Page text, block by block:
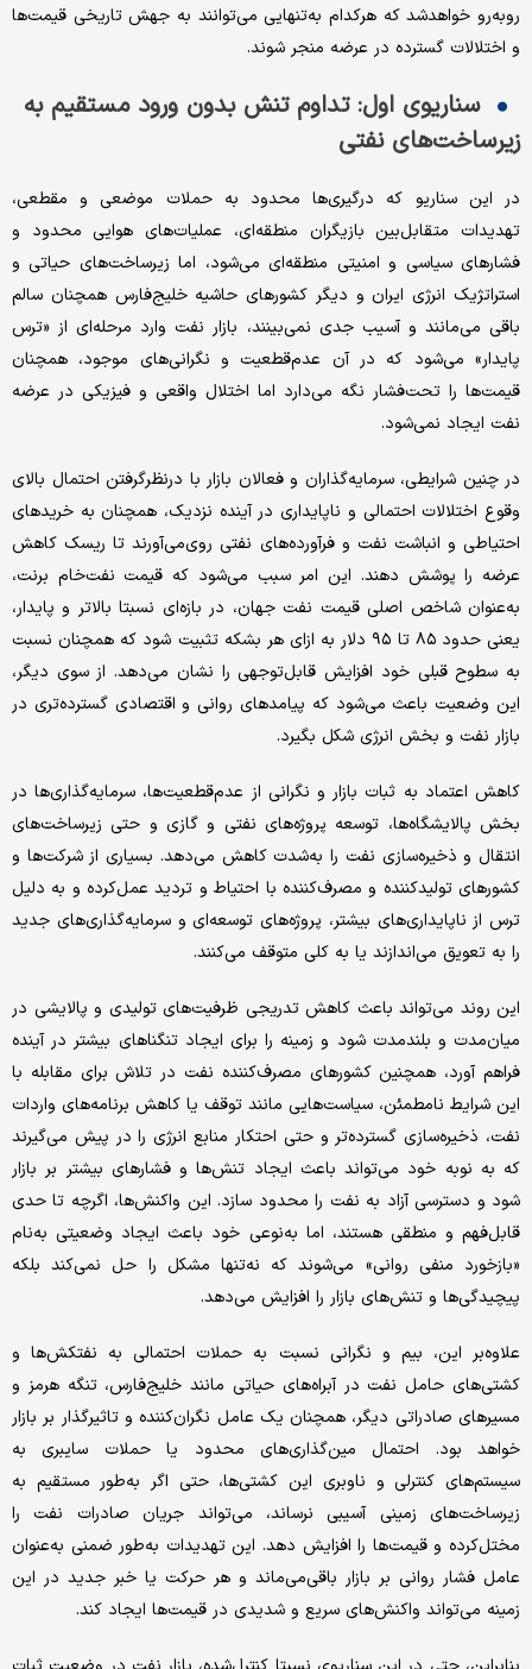
روبه‌رو خواهدشد که هرکدام به‌‌‌‌‌تنهایی می‌توانند به جهش تاریخی قیمت‌ها
و اختلالات گسترده در عرضه منجر شوند.
سناریوی اول: تداوم تنش بدون ورود مستقیم به
زیرساخت‌های نفتی
در این سناریو که درگیری‌ها محدود به حملات موضعی و مقطعی،
تهدیدات متقابل‌بین بازیگران منطقه‌ای، عملیات‌‌‌‌‌های هوایی محدود و
فشارهای سیاسی و امنیتی منطقه‌ای می‌شود، اما زیرساخت‌های حیاتی و
استراتژیک انرژی ایران و دیگر کشورهای حاشیه خلیج‌فارس همچنان سالم
باقی می‌‌‌‌‌مانند و آسیب جدی نمی‌‌‌‌‌بینند، بازار نفت وارد مرحله‌‌‌‌‌ای از «ترس
پایدار» می‌شود که در آن عدم‌قطعیت و نگرانی‌های موجود، همچنان
قیمت‌ها را تحت‌فشار نگه می‌‌‌‌‌دارد اما اختلال واقعی و فیزیکی در عرضه
نفت ایجاد نمی‌شود.
در چنین شرایطی، سرمایه‌گذاران و فعالان بازار با درنظرگرفتن احتمال بالای
وقوع اختلالات احتمالی و ناپایداری در آینده نزدیک، همچنان به خریدهای
احتیاطی و انباشت نفت و فرآورده‌های نفتی روی‌می‌‌‌‌‌آورند تا ریسک کاهش
عرضه را پوشش دهند. این امر سبب می‌شود که قیمت نفت‌خام برنت،
به‌عنوان شاخص اصلی قیمت نفت جهان، در بازه‌‌‌‌‌ای نسبتا بالاتر و پایدار،
یعنی حدود ۸۵ تا ۹۵ دلار به ازای هر بشکه تثبیت شود که همچنان نسبت
به سطوح قبلی خود افزایش قابل‌توجهی را نشان می‌دهد. از سوی دیگر،
این وضعیت باعث می‌شود که پیامدهای روانی و اقتصادی گسترده‌‌‌‌‌تری در
بازار نفت و بخش انرژی شکل بگیرد.
کاهش اعتماد به ثبات بازار و نگرانی از عدم‌قطعیت‌‌‌‌‌ها، سرمایه‌گذاری‌ها در
بخش پالایشگاه‌ها، توسعه پروژه‌های نفتی و گازی و حتی زیرساخت‌های
انتقال و ذخیره‌سازی نفت را به‌شدت کاهش می‌دهد. بسیاری از شرکت‌ها و
کشورهای تولیدکننده و مصرف‌کننده با احتیاط و تردید عمل‌کرده و به دلیل
ترس از ناپایداری‌‌‌‌‌های بیشتر، پروژه‌های توسعه‌‌‌‌‌ای و سرمایه‌گذاری‌های جدید
را به تعویق می‌‌‌‌‌اندازند یا به کلی متوقف می‌کنند.
این روند می‌تواند باعث کاهش تدریجی ظرفیت‌های تولیدی و پالایشی در
میان‌مدت و بلندمدت شود و زمینه را برای ایجاد تنگناهای بیشتر در آینده
فراهم آورد، همچنین کشورهای مصرف‌کننده نفت در تلاش برای مقابله با
این شرایط نامطمئن، سیاست‌هایی مانند توقف یا کاهش برنامه‌های واردات
نفت، ذخیره‌سازی گسترده‌‌‌‌‌تر و حتی احتکار منابع انرژی را در پیش می‌گیرند
که به نوبه خود می‌تواند باعث ایجاد تنش‌ها و فشارهای بیشتر بر بازار
شود و دسترسی آزاد به نفت را محدود سازد. این واکنش‌ها، اگرچه تا حدی
قابل‌فهم و منطقی هستند، اما به‌نوعی خود باعث ایجاد وضعیتی به‌نام
«بازخورد منفی روانی» می‌شوند که نه‌تنها مشکل را حل نمی‌کند بلکه
پیچیدگی‌ها و تنش‌های بازار را افزایش می‌دهد.
علاوه‌بر این، بیم و نگرانی نسبت به حملات احتمالی به نفتکش‌ها و
کشتی‌های حامل نفت در آبراه‌‌‌‌‌های حیاتی مانند خلیج‌فارس، تنگه هرمز و
مسیرهای صادراتی دیگر، همچنان یک عامل نگران‌‌‌‌‌کننده و تاثیرگذار بر بازار
خواهد بود. احتمال مین‌‌‌‌‌گذاری‌‌‌‌‌های محدود یا حملات سایبری به
سیستم‌های کنترلی و ناوبری این کشتی‌‌‌‌‌ها، حتی اگر به‌‌‌‌‌طور مستقیم به
زیرساخت‌های زمینی آسیبی نرساند، می‌تواند جریان صادرات نفت را
مختل‌کرده و قیمت‌ها را افزایش دهد. این تهدیدات به‌طور ضمنی به‌عنوان
عامل فشار روانی بر بازار باقی‌می‌ماند و هر حرکت یا خبر جدید در این
زمینه می‌تواند واکنش‌های سریع و شدیدی در قیمت‌ها ایجاد کند.